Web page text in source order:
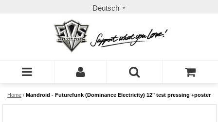
Deutsch
Home / Mandroid - Futurefunk (Dominance Electricity) 12" test pressing +poster